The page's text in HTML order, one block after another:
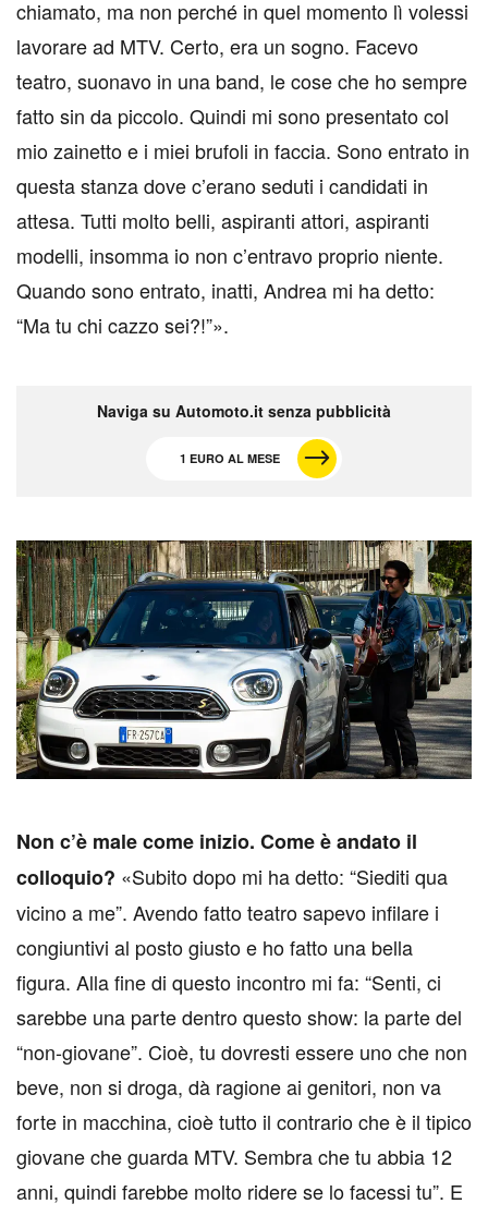
chiamato, ma non perché in quel momento lì volessi
lavorare ad MTV. Certo, era un sogno. Facevo
teatro, suonavo in una band, le cose che ho sempre
fatto sin da piccolo. Quindi mi sono presentato col
mio zainetto e i miei brufoli in faccia. Sono entrato in
questa stanza dove c’erano seduti i candidati in
attesa. Tutti molto belli, aspiranti attori, aspiranti
modelli, insomma io non c’entravo proprio niente.
Quando sono entrato, inatti, Andrea mi ha detto:
“Ma tu chi cazzo sei?!”».
Naviga su Automoto.it senza pubblicità
1 EURO AL MESE
Non c’è male come inizio. Come è andato il
colloquio? «Subito dopo mi ha detto: “Siediti qua
vicino a me”. Avendo fatto teatro sapevo infilare i
congiuntivi al posto giusto e ho fatto una bella
figura. Alla fine di questo incontro mi fa: “Senti, ci
sarebbe una parte dentro questo show: la parte del
“non-giovane”. Cioè, tu dovresti essere uno che non
beve, non si droga, dà ragione ai genitori, non va
forte in macchina, cioè tutto il contrario che è il tipico
giovane che guarda MTV. Sembra che tu abbia 12
anni, quindi farebbe molto ridere se lo facessi tu”. E